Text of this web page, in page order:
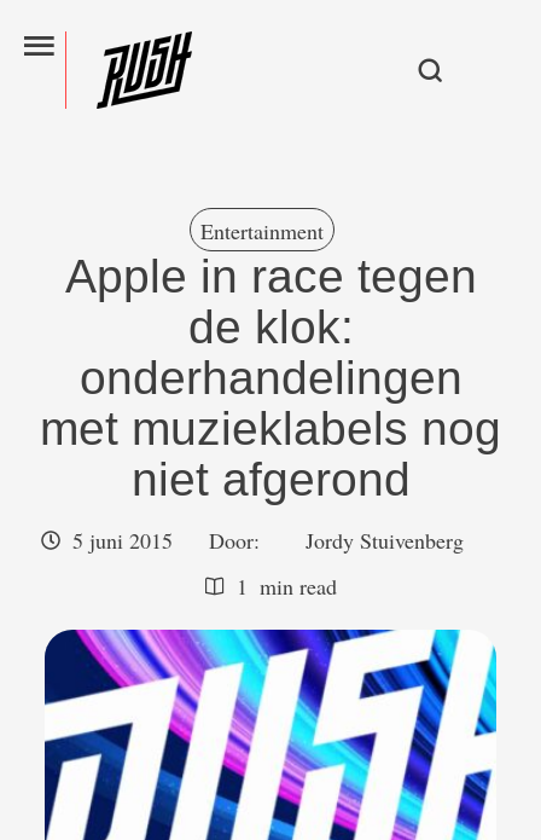
Entertainment
Apple in race tegen
de klok:
onderhandelingen
met muzieklabels nog
niet afgerond
5 juni 2015 Door:
Jordy Stuivenberg
1 min read